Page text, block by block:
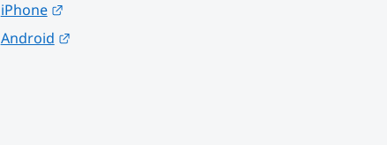
iPhone
Länk till annan webbplats.
Android
Länk till annan webbplats.